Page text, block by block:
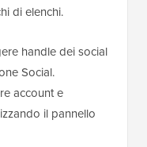
di elenchi.
handle dei social
Social.
account e
il pannello